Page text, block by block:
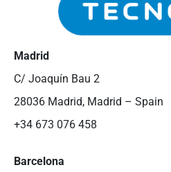
Madrid
C/ Joaquín Bau 2
28036 Madrid, Madrid – Spain
+34 673 076 458
Barcelona